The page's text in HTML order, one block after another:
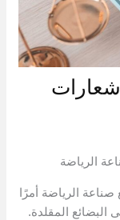
شعارات
الرياضة
الرياضة أمرًا
البضائع المقلدة.